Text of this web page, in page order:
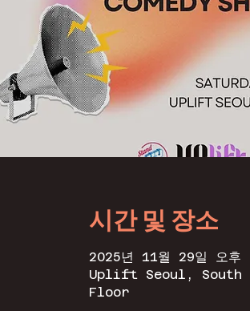
시간 및 장소
2025년 11월 29일 오
Uplift Seoul, South
Floor